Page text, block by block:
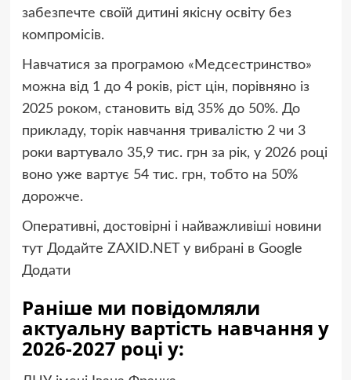
забезпечте своїй дитині якісну освіту без
компромісів.
Навчатися за програмою «Медсестринство»
можна від 1 до 4 років, ріст цін, порівняно із
2025 роком, становить від 35% до 50%. До
прикладу, торік навчання тривалістю 2 чи 3
роки вартувало 35,9 тис. грн за рік, у 2026 році
воно уже вартує 54 тис. грн, тобто на 50%
дорожче.
Оперативні, достовірні і найважливіші новини
тут Додайте ZAXID.NET у вибрані в Google
Додати
Раніше ми повідомляли
актуальну вартість навчання у
2026-2027 році у: